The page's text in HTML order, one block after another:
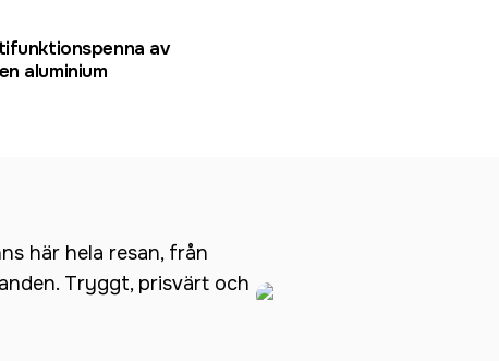
av
aluminium
här hela resan, från
Tryggt, prisvärt och